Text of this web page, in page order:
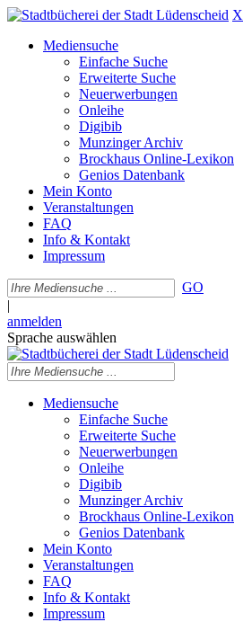
X
Mediensuche
Einfache Suche
Erweiterte Suche
Neuerwerbungen
Onleihe
Digibib
Munzinger Archiv
Brockhaus Online-Lexikon
Genios Datenbank
Mein Konto
Veranstaltungen
FAQ
Info & Kontakt
Impressum
GO
|
anmelden
Sprache auswählen
Mediensuche
Einfache Suche
Erweiterte Suche
Neuerwerbungen
Onleihe
Digibib
Munzinger Archiv
Brockhaus Online-Lexikon
Genios Datenbank
Mein Konto
Veranstaltungen
FAQ
Info & Kontakt
Impressum